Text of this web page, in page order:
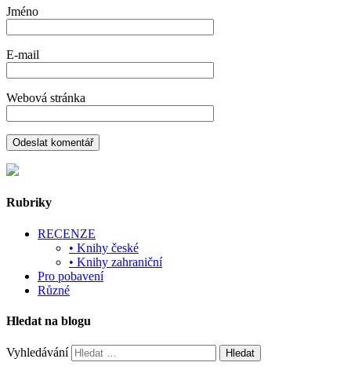
Jméno
E-mail
Webová stránka
Rubriky
RECENZE
• Knihy české
• Knihy zahraniční
Pro pobavení
Různé
Hledat na blogu
Vyhledávání